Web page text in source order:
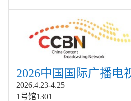
2026.4.23-4.25
1号馆1301